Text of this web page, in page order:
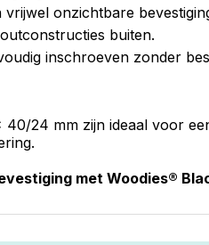
onzichtbare
buiten.
inschroeven zonder
24 mm zijn ideaal voor
met Woodies®